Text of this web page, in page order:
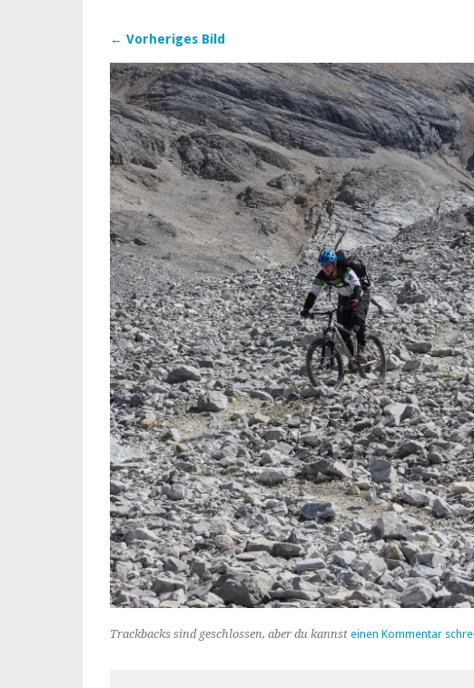
← Vorheriges Bild
Trackbacks sind geschlossen, aber du kannst einen Kommentar